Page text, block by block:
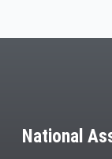
National